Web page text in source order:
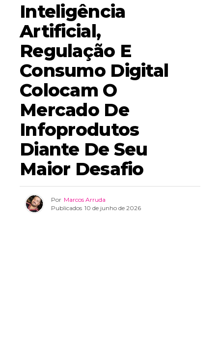
Inteligência
Artificial,
Regulação E
Consumo Digital
Colocam O
Mercado De
Infoprodutos
Diante De Seu
Maior Desafio
Por Marcos Arruda
Publicados 10 de junho de 2026